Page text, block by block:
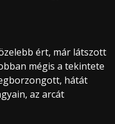
ért, már látszott
mégis a tekintete
hátát
az arcát